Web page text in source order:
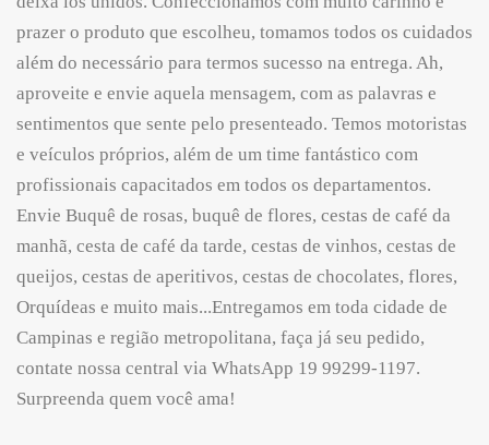
prazer o produto que escolheu, tomamos todos os cuidados
além do necessário para termos sucesso na entrega. Ah,
aproveite e envie aquela mensagem, com as palavras e
sentimentos que sente pelo presenteado. Temos motoristas
e veículos próprios, além de um time fantástico com
profissionais capacitados em todos os departamentos.
Envie Buquê de rosas, buquê de flores, cestas de café da
manhã, cesta de café da tarde, cestas de vinhos, cestas de
queijos, cestas de aperitivos, cestas de chocolates, flores,
Orquídeas e muito mais...Entregamos em toda cidade de
Campinas e região metropolitana, faça já seu pedido,
contate nossa central via WhatsApp 19 99299-1197.
Surpreenda quem você ama!